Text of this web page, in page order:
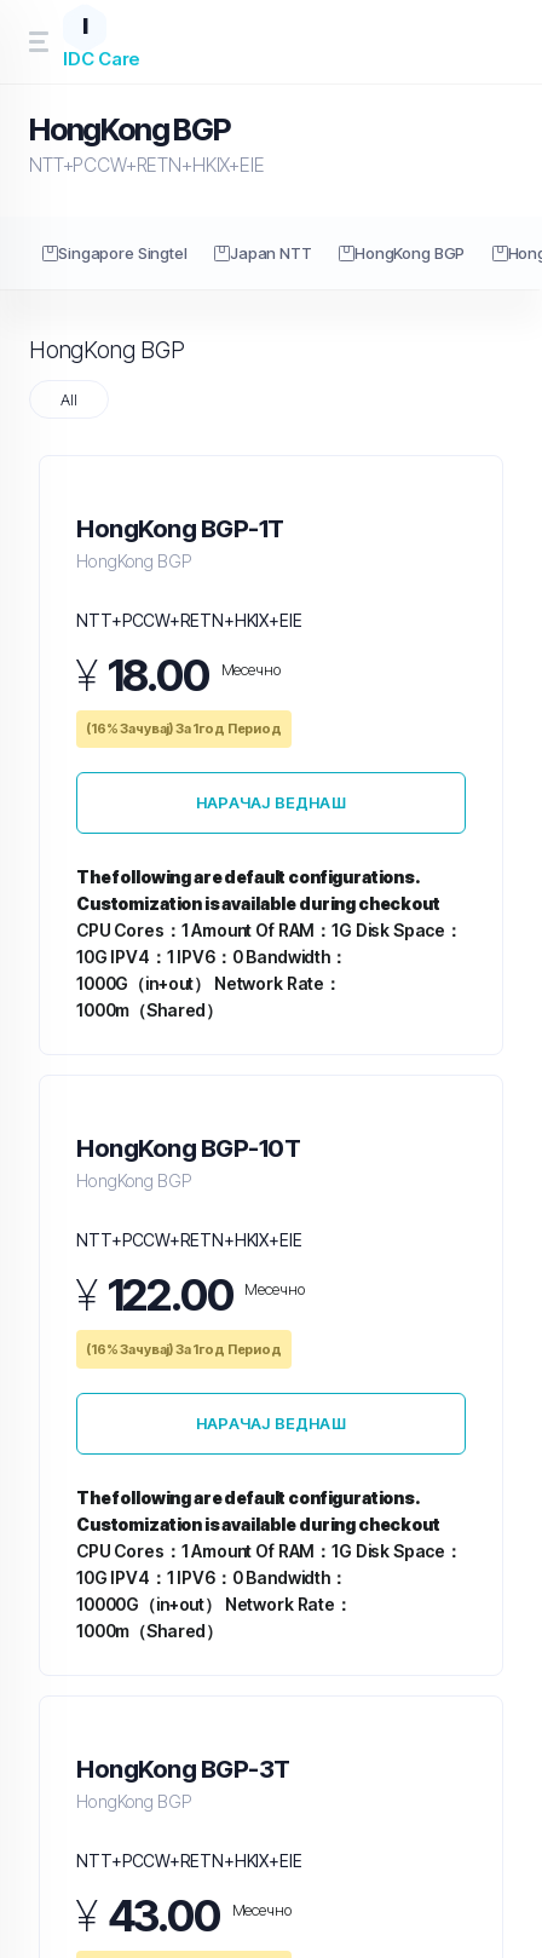
IDC Care
HongKong BGP
NTT+PCCW+RETN+HKIX+EIE
Singapore Singtel Japan NTT HongKong BGP
HongKong BGP
All
HongKong BGP-1T
HongKong BGP
NTT+PCCW+RETN+HKIX+EIE
¥ 18.00 Месечно
(16% Зачувај) За 1год Период
НАРАЧАЈ ВЕДНАШ
The following are default configurations.
Customization is available during checkout
CPU Cores：1Amount Of RAM：1G Disk Space：
10G IPV4：1 IPV6：0Bandwidth：
1000G（in+out）
Network Rate：
1000m（Shared）
HongKong BGP-10T
HongKong BGP
NTT+PCCW+RETN+HKIX+EIE
¥ 122.00 Месечно
(16% Зачувај) За 1год Период
НАРАЧАЈ ВЕДНАШ
The following are default configurations.
Customization is available during checkout
CPU Cores：1Amount Of RAM：1G Disk Space：
10G IPV4：1 IPV6：0Bandwidth：
10000G（in+out）
Network Rate：
1000m（Shared）
HongKong BGP-3T
HongKong BGP
NTT+PCCW+RETN+HKIX+EIE
¥ 43.00 Месечно